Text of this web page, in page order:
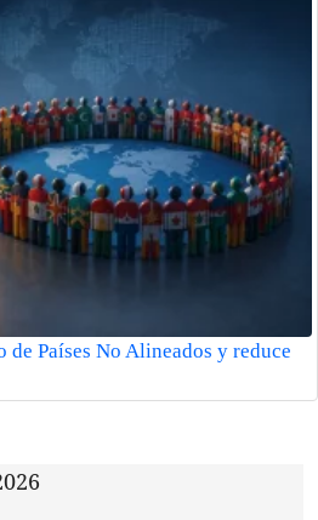
Países No Alineados y reduce